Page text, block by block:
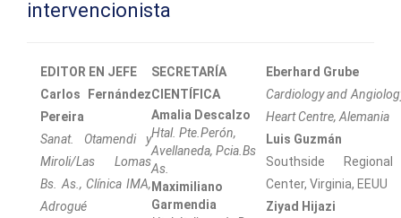
intervencionista
EDITOR EN JEFE
Carlos Fernández
Pereira
Sanat. Otamendi y
Miroli/Las Lomas
Bs. As., Clínica IMA,
Adrogué
SECRETARÍA
CIENTÍFICA
Amalia Descalzo
Htal. Pte.Perón,
Avellaneda, Pcia.Bs
As.
Maximiliano
Garmendia
Eberhard Grube
Cardiology and
Heart Centre, Alemania
Luis Guzmán
Southside
Center, Virginia, EEUU
Ziyad Hijazi